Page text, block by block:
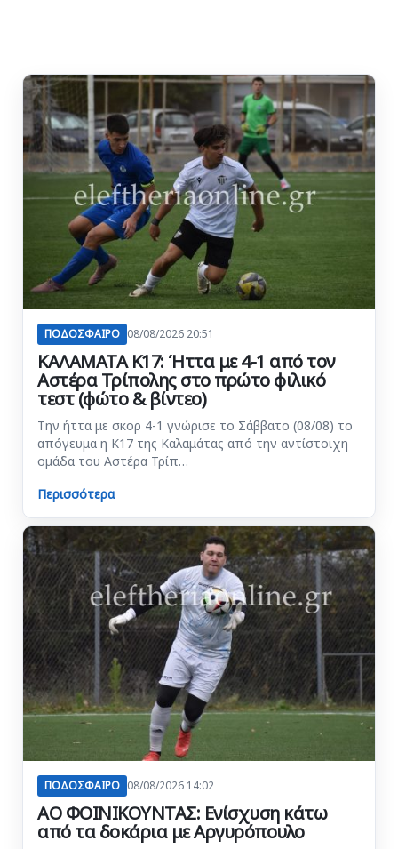
ΠΟΔΟΣΦΑΙΡΟ 08/08/2026 20:51
ΚΑΛΑΜΑΤΑ Κ17: Ήττα με 4-1 από τον
Αστέρα Τρίπολης στο πρώτο φιλικό
τεστ (φώτο & βίντεο)
Την ήττα με σκορ 4-1 γνώρισε το Σάββατο (08/08) το
απόγευμα η Κ17 της Καλαμάτας από την αντίστοιχη
ομάδα του Αστέρα Τρίπ…
Περισσότερα
ΠΟΔΟΣΦΑΙΡΟ 08/08/2026 14:02
ΑΟ ΦΟΙΝΙΚΟΥΝΤΑΣ: Ενίσχυση κάτω
από τα δοκάρια με Αργυρόπουλο